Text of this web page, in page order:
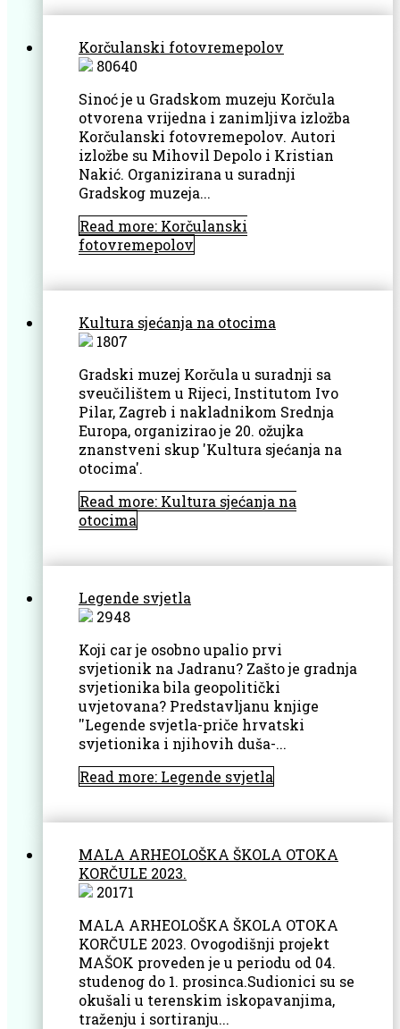
Korčulanski fotovremepolov
80640
Sinoć je u Gradskom muzeju Korčula
otvorena vrijedna i zanimljiva izložba
Korčulanski fotovremepolov. Autori
izložbe su Mihovil Depolo i Kristian
Nakić. Organizirana u suradnji
Gradskog muzeja...
Read more: Korčulanski
fotovremepolov
Kultura sjećanja na otocima
1807
Gradski muzej Korčula u suradnji sa
sveučilištem u Rijeci, Institutom Ivo
Pilar, Zagreb i nakladnikom Srednja
Europa, organizirao je 20. ožujka
znanstveni skup 'Kultura sjećanja na
otocima'.
Read more: Kultura sjećanja na
otocima
Legende svjetla
2948
Koji car je osobno upalio prvi
svjetionik na Jadranu? Zašto je gradnja
svjetionika bila geopolitički
uvjetovana? Predstavljanu knjige
''Legende svjetla-priče hrvatski
svjetionika i njihovih duša-...
Read more: Legende svjetla
MALA ARHEOLOŠKA ŠKOLA OTOKA
KORČULE 2023.
20171
MALA ARHEOLOŠKA ŠKOLA OTOKA
KORČULE 2023. Ovogodišnji projekt
MAŠOK proveden je u periodu od 04.
studenog do 1. prosinca.Sudionici su se
okušali u terenskim iskopavanjima,
traženju i sortiranju...